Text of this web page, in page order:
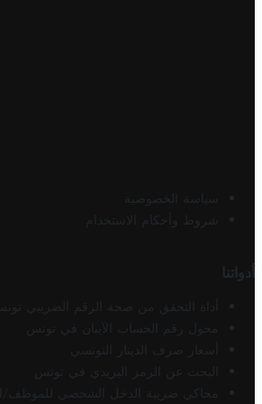
سياسة الخصوصية
شروط وأحكام الاستخدام
أدواتنا
أداة التحقق من صحة الرقم الضريبي تونس
محول رقم الحساب الآيبان في تونس
أسعار صرف الدينار التونسي
البحث عن الرمز البريدي في تونس
محاكي ضريبة الدخل الشخصي للموظف/